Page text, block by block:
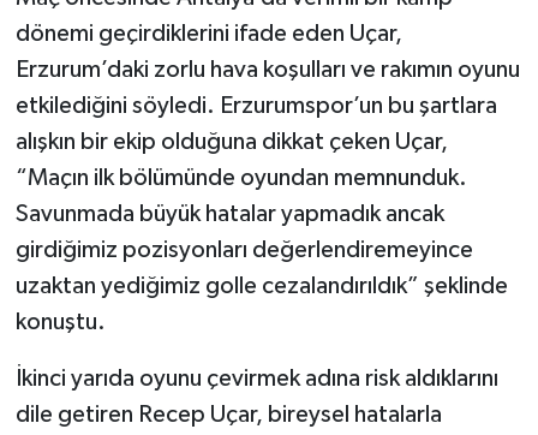
dönemi geçirdiklerini ifade eden Uçar,
Erzurum’daki zorlu hava koşulları ve rakımın oyunu
etkilediğini söyledi. Erzurumspor’un bu şartlara
alışkın bir ekip olduğuna dikkat çeken Uçar,
“Maçın ilk bölümünde oyundan memnunduk.
Savunmada büyük hatalar yapmadık ancak
girdiğimiz pozisyonları değerlendiremeyince
uzaktan yediğimiz golle cezalandırıldık” şeklinde
konuştu.
İkinci yarıda oyunu çevirmek adına risk aldıklarını
dile getiren Recep Uçar, bireysel hatalarla
Boks
Halter
Motor Sporları
Su Sporları
Diğer Spor Dalları
Futbolcular